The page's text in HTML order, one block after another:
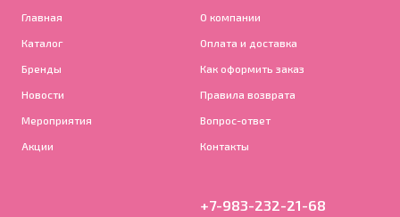
Главная
Каталог
Бренды
Новости
Мероприятия
Акции
О компании
Оплата и доставка
Как оформить заказ
Правила возврата
Вопрос-ответ
Контакты
+7-983-232-21-68